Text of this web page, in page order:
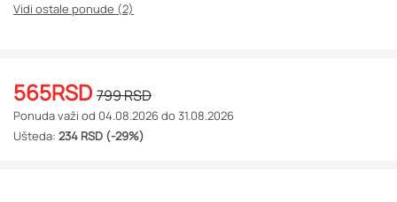
Vidi ostale ponude (2)
565RSD 799RSD
Ponuda važi od 04.08.2026 do 31.08.2026
Ušteda: 234 RSD (-29%)